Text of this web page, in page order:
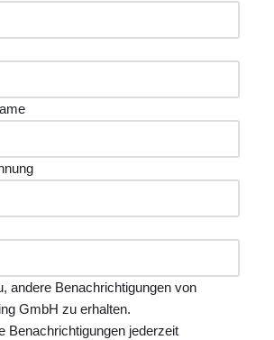
andere Benachrichtigungen von
GmbH zu erhalten.
Benachrichtigungen jederzeit